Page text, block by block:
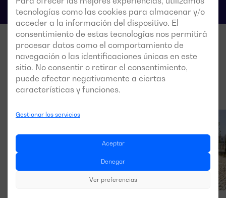
tecnologías como las cookies para almacenar y/o
acceder a la información del dispositivo. El
consentimiento de estas tecnologías nos permitirá
procesar datos como el comportamiento de
navegación o las identificaciones únicas en este
sitio. No consentir o retirar el consentimiento,
puede afectar negativamente a ciertas
características y funciones.
Gestionar los servicios
Aceptar
Denegar
Ver preferencias